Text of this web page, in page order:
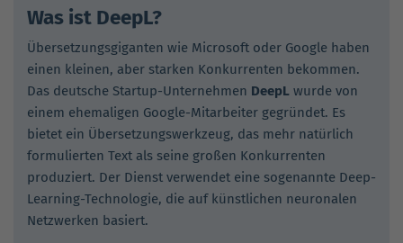
Was ist DeepL?
Übersetzungsgiganten wie Microsoft oder Google haben
einen kleinen, aber starken Konkurrenten bekommen.
Das deutsche Startup-Unternehmen DeepL wurde von
einem ehemaligen Google-Mitarbeiter gegründet. Es
bietet ein Übersetzungswerkzeug, das mehr natürlich
formulierten Text als seine großen Konkurrenten
produziert. Der Dienst verwendet eine sogenannte Deep-
Learning-Technologie, die auf künstlichen neuronalen
Netzwerken basiert.